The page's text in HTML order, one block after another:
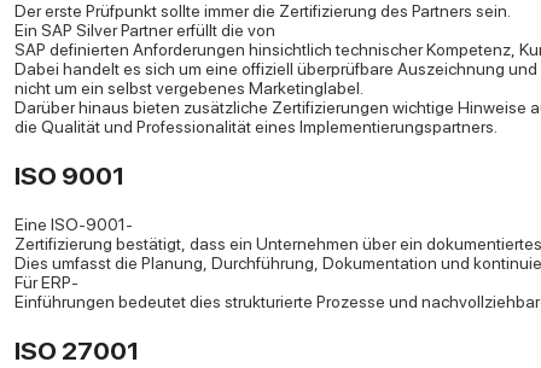
Der erste Prüfpunkt sollte immer die Zertifizierung des Partners sein.
Ein SAP Silver Partner erfüllt die von
SAP definierten Anforderungen hinsichtlich technischer Kompetenz,
Dabei handelt es sich um eine offiziell überprüfbare Auszeichnung und
nicht um ein selbst vergebenes Marketinglabel.
Darüber hinaus bieten zusätzliche Zertifizierungen wichtige Hinweise
die Qualität und Professionalität eines Implementierungspartners.
ISO 9001
Eine ISO-9001-
Zertifizierung bestätigt, dass ein Unternehmen über ein
Dies umfasst die Planung, Durchführung, Dokumentation und
Für ERP-
Einführungen bedeutet dies strukturierte Prozesse und
ISO 27001